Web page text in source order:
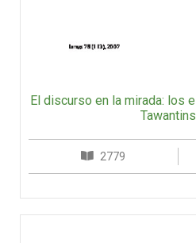
El discurso en la mirada: los
2779